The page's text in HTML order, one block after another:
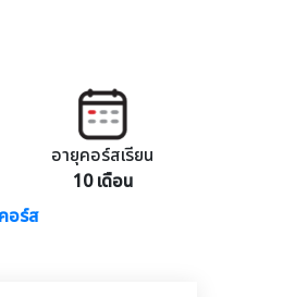
อายุคอร์สเรียน
10 เดือน
อร์ส